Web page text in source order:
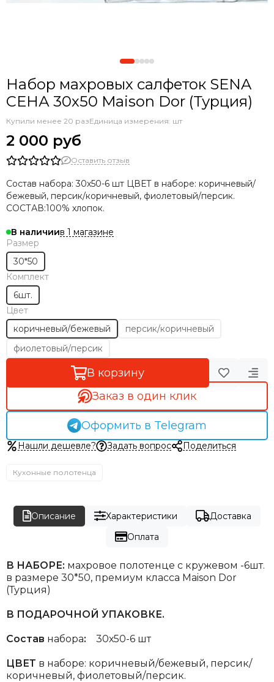
Набор махровых салфеток SENA
СЕНА 30х50 Maison Dor (Турция)
Купили менее 20 разЕдиница измерения: шт
2 000 руб
Оставить отзыв
Состав набора: 30х50-6 шт ЦВЕТ в наборе: коричневый/
бежевый, персик/коричневый, фиолетовый/персик.
СОСТАВ:100% хлопок.
В наличиив 1 магазине
Размер
30*50
Комплект
6шт.
Цвет
коричневый/бежевый
персик/коричневый
фиолетовый/персик
В корзину
Заказ в один клик
Оформить в Telegram
Нашли дешевле? Задать вопрос Поделиться
Кухонные полотенца
Описание Характеристики
Доставка
Оплата
В НАБОРЕ: махровое полотенце с кружевом -6шт.
в размере 30*50, премиум класса Maison Dor
(Турция)
В ПОДАРОЧНОЙ УПАКОВКЕ.
Состав набора: 30х50-6 шт
ЦВЕТ в наборе: коричневый/бежевый, персик/
коричневый, фиолетовый/персик.